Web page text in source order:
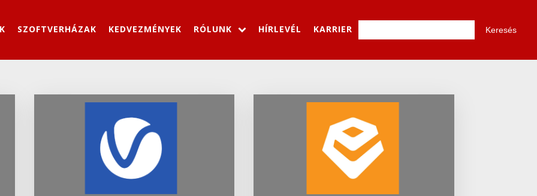
SZOFTVERHÁZAK KEDVEZMÉNYEK RÓLUNK HÍRLEVÉL KARRIER